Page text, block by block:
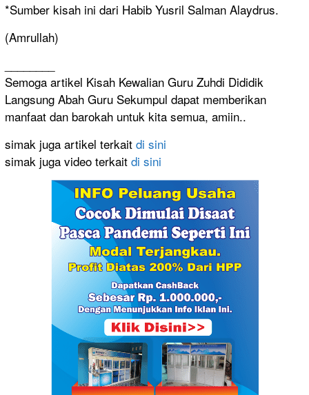
*Sumber kisah ini dari Habib Yusril Salman Alaydrus.
(Amrullah)
Semoga artikel Kisah Kewalian Guru Zuhdi Dididik
Langsung Abah Guru Sekumpul dapat memberikan
manfaat dan barokah untuk kita semua, amiin..
simak juga artikel terkait di sini
simak juga video terkait di sini